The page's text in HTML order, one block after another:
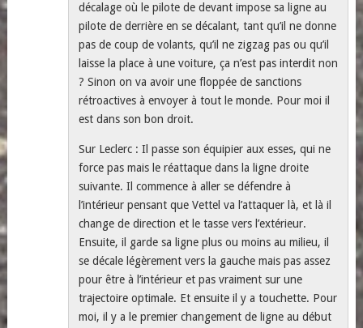
décalage où le pilote de devant impose sa ligne au
pilote de derrière en se décalant, tant qu’il ne donne
pas de coup de volants, qu’il ne zigzag pas ou qu’il
laisse la place à une voiture, ça n’est pas interdit non
? Sinon on va avoir une floppée de sanctions
rétroactives à envoyer à tout le monde. Pour moi il
est dans son bon droit.
Sur Leclerc : Il passe son équipier aux esses, qui ne
force pas mais le réattaque dans la ligne droite
suivante. Il commence à aller se défendre à
l’intérieur pensant que Vettel va l’attaquer là, et là il
change de direction et le tasse vers l’extérieur.
Ensuite, il garde sa ligne plus ou moins au milieu, il
se décale légèrement vers la gauche mais pas assez
pour être à l’intérieur et pas vraiment sur une
trajectoire optimale. Et ensuite il y a touchette. Pour
moi, il y a le premier changement de ligne au début